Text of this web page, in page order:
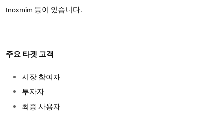
Inoxmim 등이 있습니다.
주요 타겟 고객
시장 참여자
투자자
최종 사용자